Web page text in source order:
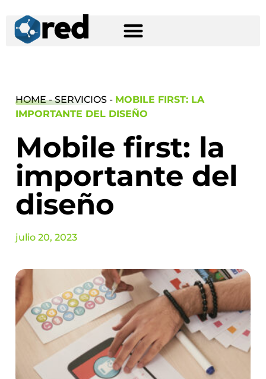
HOME - SERVICIOS - MOBILE FIRST: LA
IMPORTANTE DEL DISEÑO
Mobile first: la
importante del
diseño
julio 20, 2023